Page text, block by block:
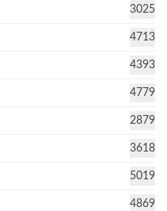
3025
4713
4393
4779
2879
3618
5019
4869